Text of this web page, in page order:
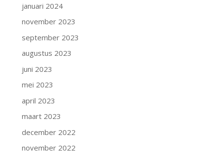
januari 2024
november 2023
september 2023
augustus 2023
juni 2023
mei 2023
april 2023
maart 2023
december 2022
november 2022